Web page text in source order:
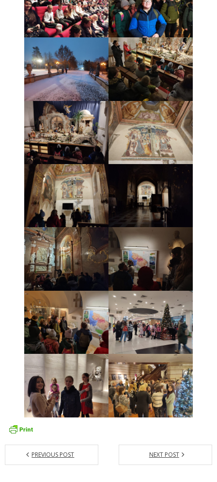
- - ZMLUVY 2025
- - ZMLUVY 2024
- - ZMLUVY 2023
- - ZMLUVY 2022
- - ZMLUVY 2021
- - ZMLUVY 2020
- Objednávky
- - OBJEDNÁVKY 2026
- - OBJEDNÁVKY 2025
- - OBJEDNÁVKY 2024
- - OBJEDNÁVKY 2023
- - OBJEDNÁVKY 2022
- - OBJEDNÁVKY 2021
- - OBJEDNÁVKY 2020
- Faktúry
- - FAKTÚRY 2026
- - FAKTÚRY 2025
- - FAKTÚRY 2024
- - FAKTÚRY 2023
- - FAKTÚRY 2022
- - FAKTÚRY 2021
- - FAKTÚRY 2020
GDPRPREVIOUS POST NEXT POST